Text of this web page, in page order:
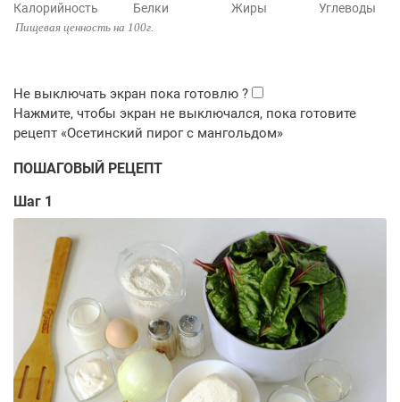
Калорийность Белки Жиры Углеводы
Пищевая ценность на 100г.
ПОШАГОВЫЙ РЕЦЕПТ
Шаг 1